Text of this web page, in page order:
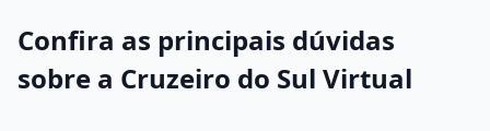
Confira as principais dúvidas
sobre a Cruzeiro do Sul Virtual